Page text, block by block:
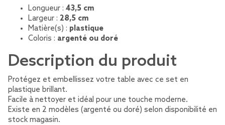
Longueur : 43,5 cm
Largeur : 28,5 cm
Matière(s) : plastique
Coloris : argenté ou doré
Description du produit
Protégez et embellissez votre table avec ce set en
plastique brillant.
Facile à nettoyer et idéal pour une touche moderne.
Existe en 2 modèles (argenté ou doré) selon disponibilité en
stock magasin.